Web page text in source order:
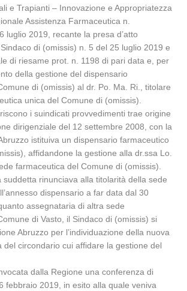
e Trapianti – Innovazione e Appropriatezza
Assistenza Farmaceutica n.
luglio 2019, recante la presa d’atto
di (omissis) n. 5 del 25 luglio 2019 e
di riesame prot. n. 1198 di pari data e, per
della gestione del dispensario
di (omissis) al dr. Po. Ma. Ri., titolare
unica del Comune di (omissis).
i suindicati provvedimenti trae origine
dirigenziale del 12 settembre 2008, con la
istituiva un dispensario farmaceutico
affidandone la gestione alla dr.ssa Lo.
farmaceutica del Comune di (omissis).
suddetta rinunciava alla titolarità della sede
dispensario a far data dal 30
assegnataria di altra sede
di Vasto, il Sindaco di (omissis) si
Abruzzo per l’individuazione della nuova
del circondario cui affidare la gestione del
dalla Regione una conferenza di
febbraio 2019, in esito alla quale veniva